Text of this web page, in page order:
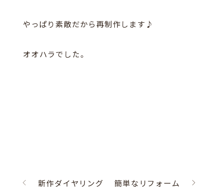
やっぱり素敵だから再制作します♪
オオハラでした。
新作ダイヤリング 簡単なリフォーム